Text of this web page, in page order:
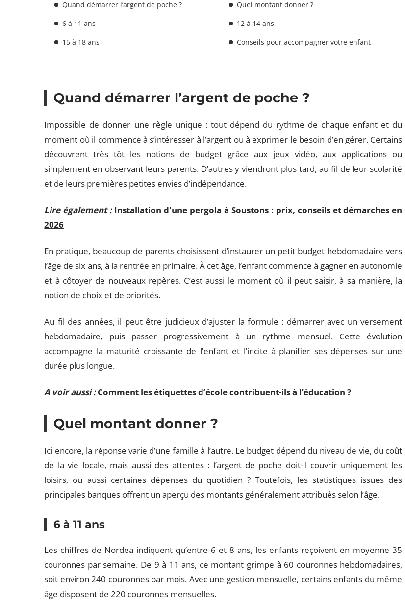
Quand démarrer l’argent de poche ?
Quel montant donner ?
6 à 11 ans
12 à 14 ans
15 à 18 ans
Conseils pour accompagner votre enfant
Quand démarrer l’argent de poche ?
Impossible de donner une règle unique : tout dépend du rythme de chaque enfant et du
moment où il commence à s’intéresser à l’argent ou à exprimer le besoin d’en gérer. Certains
découvrent très tôt les notions de budget grâce aux jeux vidéo, aux applications ou
simplement en observant leurs parents. D’autres y viendront plus tard, au fil de leur scolarité
et de leurs premières petites envies d’indépendance.
Lire également : Installation d'une pergola à Soustons : prix, conseils et démarches en
2026
En pratique, beaucoup de parents choisissent d’instaurer un petit budget hebdomadaire vers
l’âge de six ans, à la rentrée en primaire. À cet âge, l’enfant commence à gagner en autonomie
et à côtoyer de nouveaux repères. C’est aussi le moment où il peut saisir, à sa manière, la
notion de choix et de priorités.
Au fil des années, il peut être judicieux d’ajuster la formule : démarrer avec un versement
hebdomadaire, puis passer progressivement à un rythme mensuel. Cette évolution
accompagne la maturité croissante de l’enfant et l’incite à planifier ses dépenses sur une
durée plus longue.
A voir aussi : Comment les étiquettes d’école contribuent-ils à l’éducation ?
Quel montant donner ?
Ici encore, la réponse varie d’une famille à l’autre. Le budget dépend du niveau de vie, du coût
de la vie locale, mais aussi des attentes : l’argent de poche doit-il couvrir uniquement les
loisirs, ou aussi certaines dépenses du quotidien ? Toutefois, les statistiques issues des
principales banques offrent un aperçu des montants généralement attribués selon l’âge.
6 à 11 ans
Les chiffres de Nordea indiquent qu’entre 6 et 8 ans, les enfants reçoivent en moyenne 35
couronnes par semaine. De 9 à 11 ans, ce montant grimpe à 60 couronnes hebdomadaires,
soit environ 240 couronnes par mois. Avec une gestion mensuelle, certains enfants du même
âge disposent de 220 couronnes mensuelles.